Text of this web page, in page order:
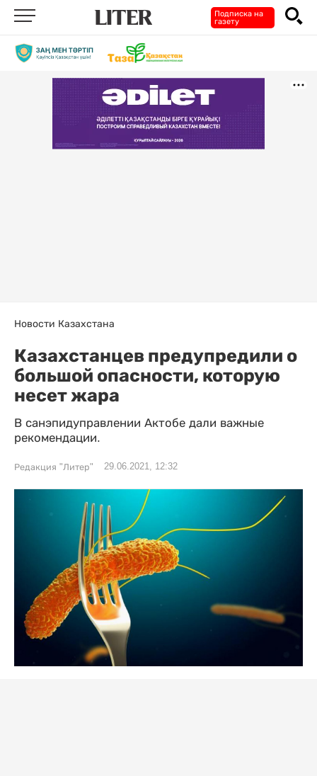
Подписка на
газету
Новости Казахстана
Казахстанцев предупредили о
большой опасности, которую
несет жара
В санэпидуправлении Актобе дали важные
рекомендации.
Редакция "Литер" 29.06.2021, 12:32